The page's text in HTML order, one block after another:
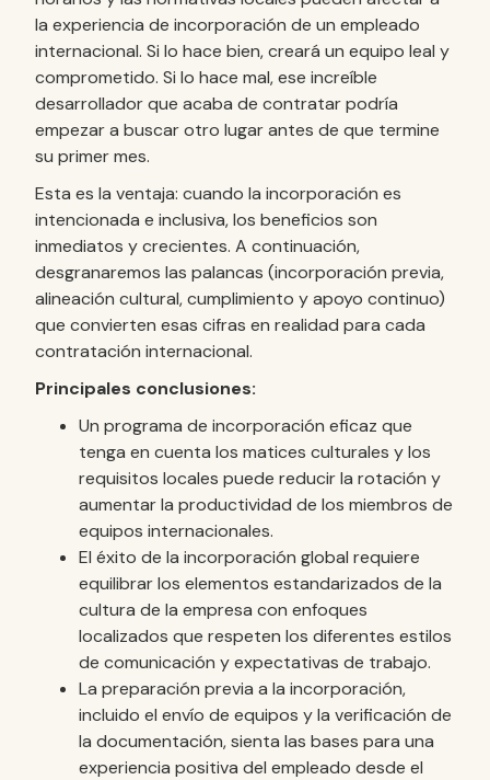
la experiencia de incorporación de un empleado
internacional. Si lo hace bien, creará un equipo leal y
comprometido. Si lo hace mal, ese increíble
desarrollador que acaba de contratar podría
empezar a buscar otro lugar antes de que termine
su primer mes.
Esta es la ventaja: cuando la incorporación es
intencionada e inclusiva, los beneficios son
inmediatos y crecientes. A continuación,
desgranaremos las palancas (incorporación previa,
alineación cultural, cumplimiento y apoyo continuo)
que convierten esas cifras en realidad para cada
contratación internacional.
Principales conclusiones:
Un programa de incorporación eficaz que
tenga en cuenta los matices culturales y los
requisitos locales puede reducir la rotación y
aumentar la productividad de los miembros de
equipos internacionales.
El éxito de la incorporación global requiere
equilibrar los elementos estandarizados de la
cultura de la empresa con enfoques
localizados que respeten los diferentes estilos
de comunicación y expectativas de trabajo.
La preparación previa a la incorporación,
incluido el envío de equipos y la verificación de
la documentación, sienta las bases para una
experiencia positiva del empleado desde el